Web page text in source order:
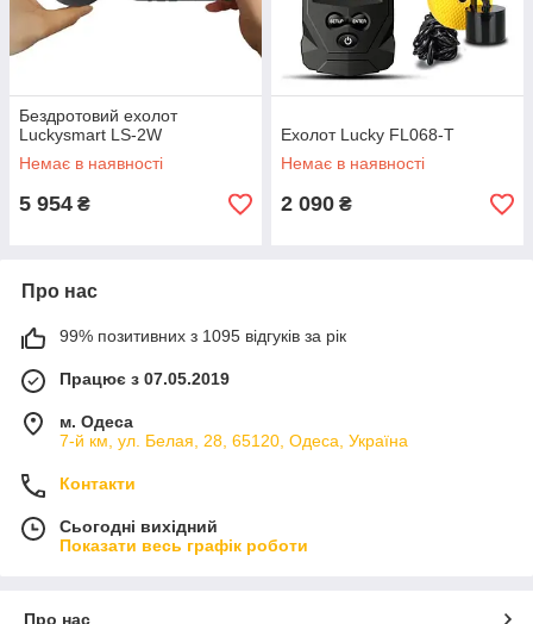
Бездротовий ехолот
Luckysmart LS-2W
Немає в наявності
5 954 ₴
Ехолот Lucky FL068-T
Немає в наявності
2 090 ₴
Про нас
99% позитивних з 1095 відгуків за рік
Працює з 07.05.2019
м. Одеса
7-й км, ул. Белая, 28, 65120, Одеса, Україна
Контакти
Сьогодні вихідний
Показати весь графік роботи
Про нас